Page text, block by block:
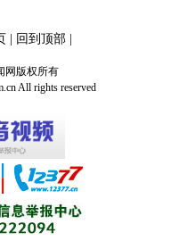
回到顶部|
网版权所有
All rights reserved